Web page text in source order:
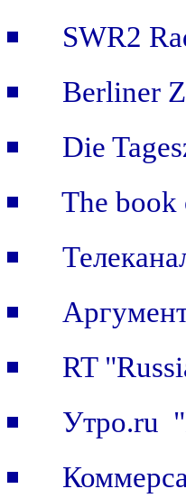
SWR2
Berliner
Die
The
RT
Утро.ru